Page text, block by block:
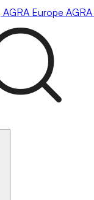
AGRA Europe AGRA